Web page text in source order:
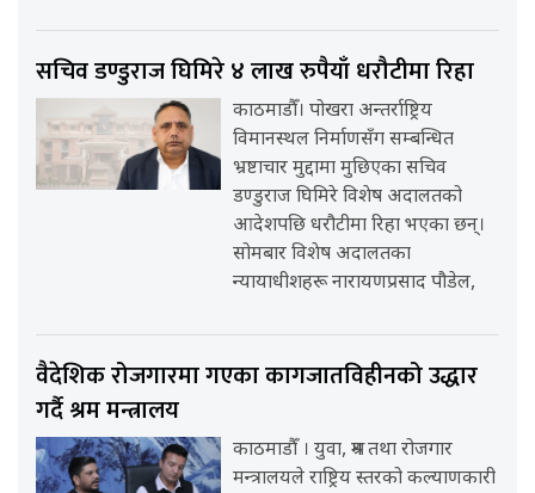
सचिव डण्डुराज घिमिरे ४ लाख रुपैयाँ धरौटीमा रिहा
काठमाडौँ। पोखरा अन्तर्राष्ट्रिय
विमानस्थल निर्माणसँग सम्बन्धित
भ्रष्टाचार मुद्दामा मुछिएका सचिव
डण्डुराज घिमिरे विशेष अदालतको
आदेशपछि धरौटीमा रिहा भएका छन्।
सोमबार विशेष अदालतका
न्यायाधीशहरू नारायणप्रसाद पौडेल,
वैदेशिक रोजगारमा गएका कागजातविहीनको उद्धार
गर्दै श्रम मन्त्रालय
काठमाडौँ । युवा, श्रम तथा रोजगार
मन्त्रालयले राष्ट्रिय स्तरको कल्याणकारी